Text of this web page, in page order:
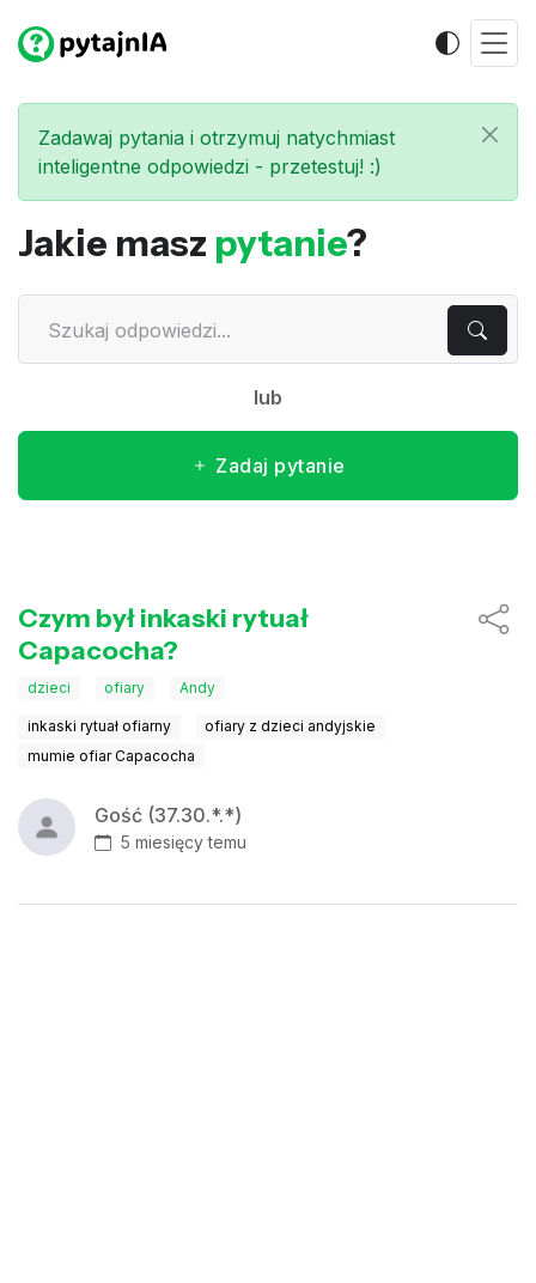
Zadawaj pytania i otrzymuj natychmiast
inteligentne odpowiedzi - przetestuj! :)
Jakie masz pytanie?
lub
Zadaj pytanie
Czym był inkaski rytuał
Capacocha?
dzieci ofiary Andy
inkaski rytuał ofiarny
ofiary z dzieci andyjskie
mumie ofiar Capacocha
Gość (37.30.*.*)
5 miesięcy temu